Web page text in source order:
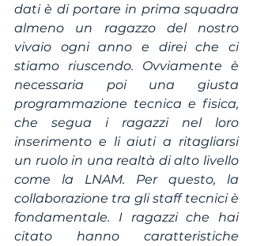
dati è di portare in prima squadra
almeno un ragazzo del nostro
vivaio ogni anno e direi che ci
stiamo riuscendo. Ovviamente è
necessaria poi una giusta
programmazione tecnica e fisica,
che segua i ragazzi nel loro
inserimento e li aiuti a ritagliarsi
un ruolo in una realtà di alto livello
come la LNAM. Per questo, la
collaborazione tra gli staff tecnici è
fondamentale. I ragazzi che hai
citato hanno caratteristiche